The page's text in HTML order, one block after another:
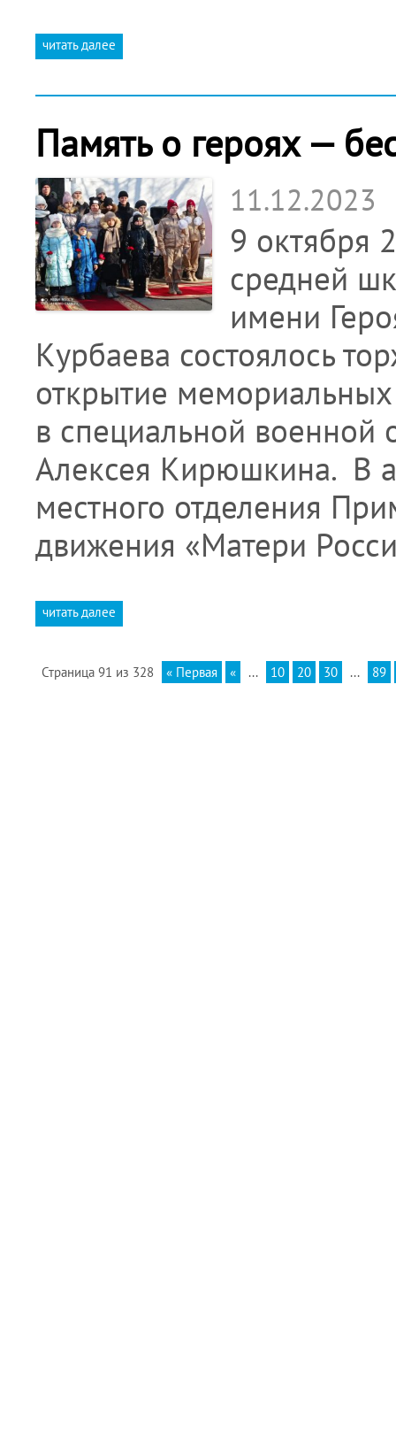
читать далее
Память о героях —
11.12.2023
9 октября
средней
имени
Курбаева состоялось
открытие
в специальной
Алексея Кирюшкина. В
местного отделения
движения «Матери
читать далее
Страница 91 из 328 « Первая « ... 10 20 30 ... 89